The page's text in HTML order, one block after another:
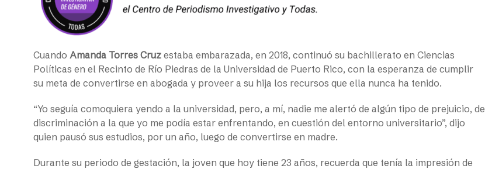
Cuando Amanda Torres Cruz estaba embarazada, en 2018, continuó su bachillerato en Ciencias
Políticas en el Recinto de Río Piedras de la Universidad de Puerto Rico, con la esperanza de cumplir
su meta de convertirse en abogada y proveer a su hija los recursos que ella nunca ha tenido.
“Yo seguía comoquiera yendo a la universidad, pero, a mí, nadie me alertó de algún tipo de prejuicio, de
discriminación a la que yo me podía estar enfrentando, en cuestión del entorno universitario”, dijo
quien pausó sus estudios, por un año, luego de convertirse en madre.
Durante su periodo de gestación, la joven que hoy tiene 23 años, recuerda que tenía la impresión de